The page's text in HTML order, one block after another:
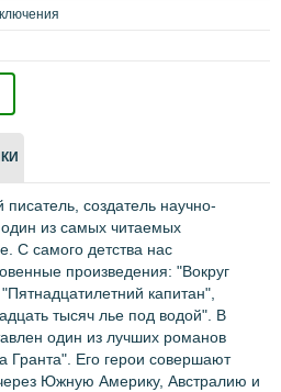
создатель научно-
из самых читаемых
С самого детства нас
произведения: "Вокруг
капитан",
тысяч лье под водой". В
один из лучших романов
Его герои совершают
Южную Америку, Австралию и